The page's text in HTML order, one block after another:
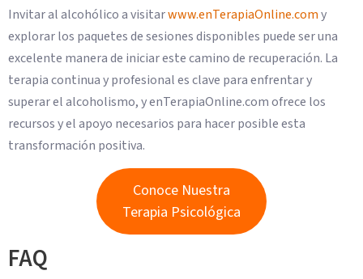
Invitar al alcohólico a visitarwww.enTerapiaOnline.comy
explorar los paquetes de sesiones disponibles puede ser una
excelente manera de iniciar este camino de recuperación. La
terapia continua y profesional es clave para enfrentar y
superar el alcoholismo, y enTerapiaOnline.com ofrece los
recursos y el apoyo necesarios para hacer posible esta
transformación positiva.
Conoce Nuestra
Terapia Psicológica
FAQ